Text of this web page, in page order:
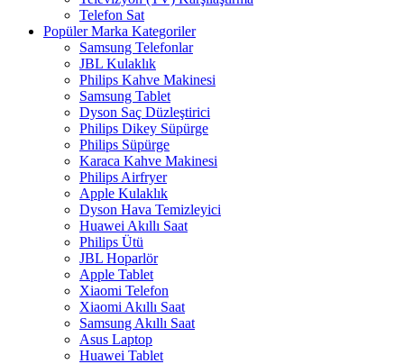
Telefon Sat
Popüler Marka Kategoriler
Samsung Telefonlar
JBL Kulaklık
Philips Kahve Makinesi
Samsung Tablet
Dyson Saç Düzleştirici
Philips Dikey Süpürge
Philips Süpürge
Karaca Kahve Makinesi
Philips Airfryer
Apple Kulaklık
Dyson Hava Temizleyici
Huawei Akıllı Saat
Philips Ütü
JBL Hoparlör
Apple Tablet
Xiaomi Telefon
Xiaomi Akıllı Saat
Samsung Akıllı Saat
Asus Laptop
Huawei Tablet